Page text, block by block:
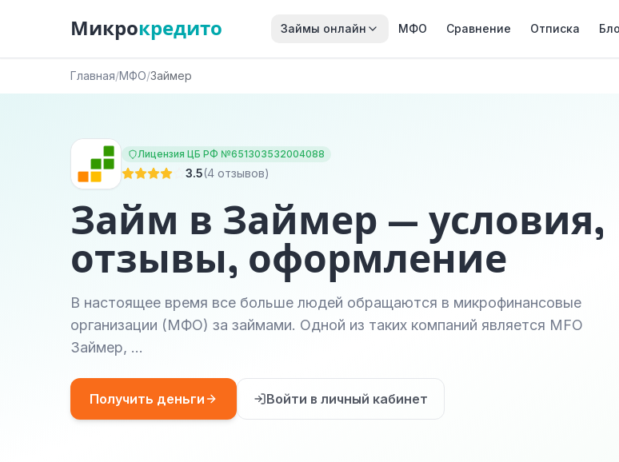
Микрокредито Займы онлайн МФО Сравнение Отписка
Главная/МФО/Займер
Лицензия ЦБ РФ №651303532004088
3.5(4 отзывов)
Займ в Займер — условия,
отзывы, оформление
В настоящее время все больше людей обращаются в микрофинансовые
организации (МФО) за займами. Одной из таких компаний является MFO
Займер, …
Получить деньги Войти в личный кабинет